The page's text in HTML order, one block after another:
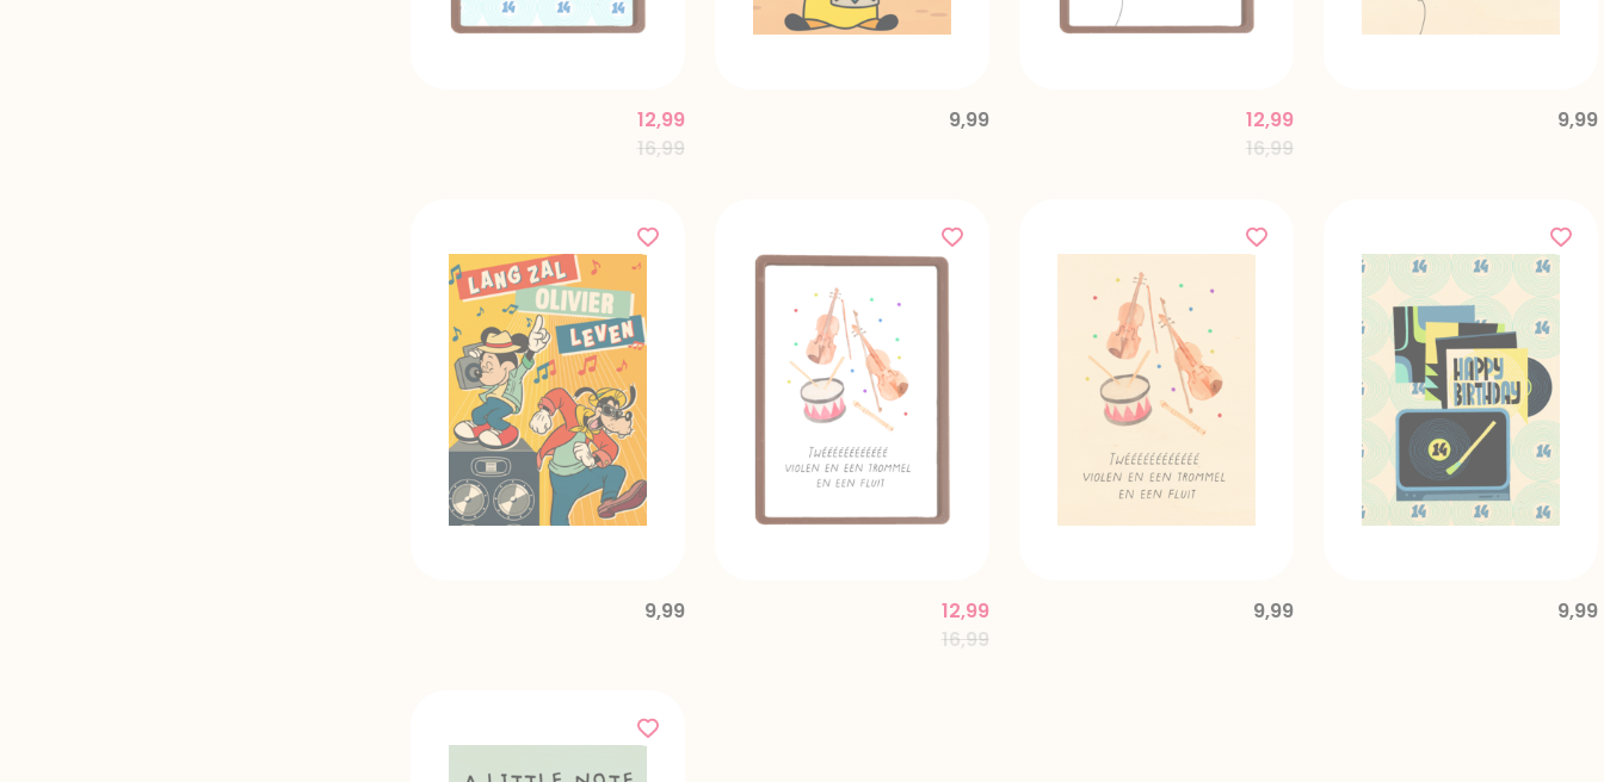
Price reduced from
16,99to
12,99
9,99
Price reduced from
16,99to
12,99 9,99
9,99
Price reduced from
16,99to
12,99 9,99 9,99